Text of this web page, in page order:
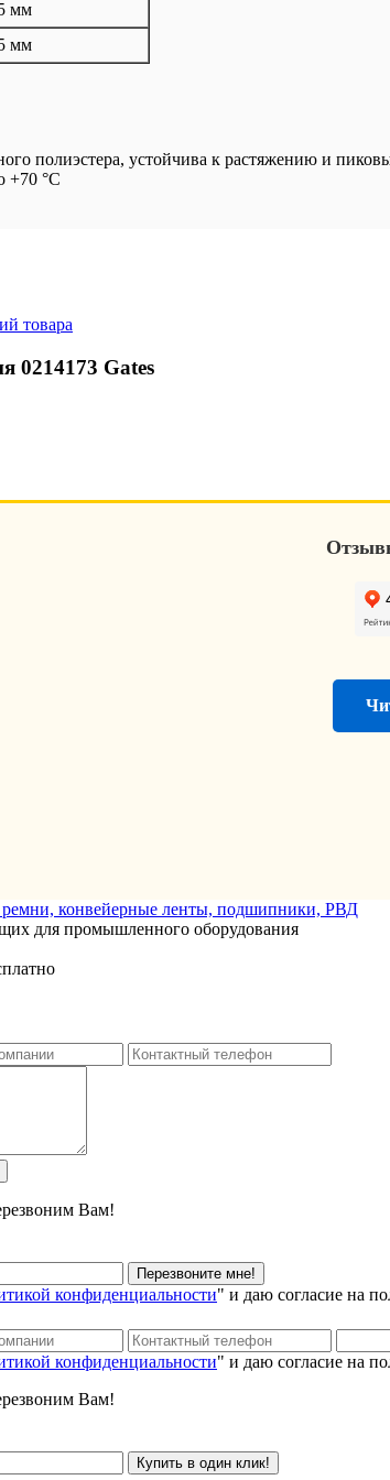
мм
мм
полиэстера, устойчива к растяжению и
+70 °C
товара
0214173 Gates
для промышленного оборудования
Вам!
конфиденциальности" и даю согласие на
конфиденциальности" и даю согласие на
Вам!